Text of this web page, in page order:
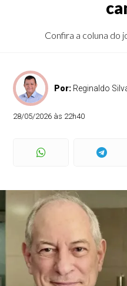
Confira a coluna do
Por: Reginaldo
28/05/2026 às 22h40